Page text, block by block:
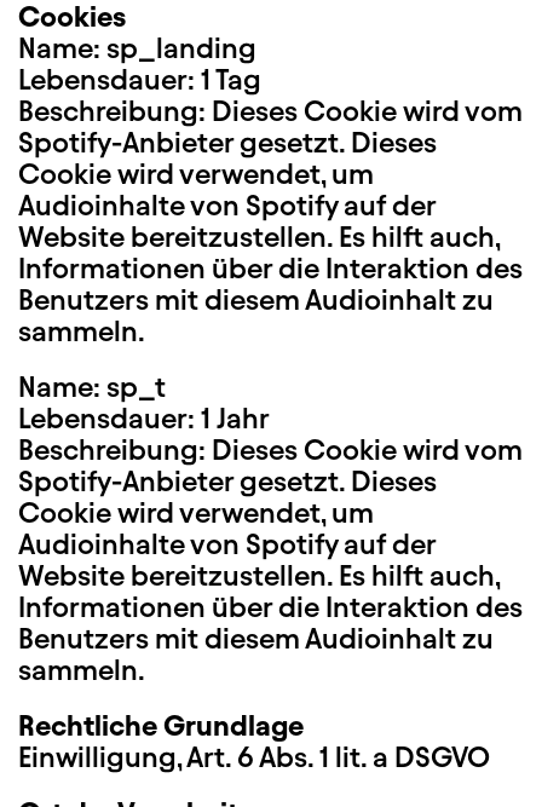
Cookies
Name: sp_landing
Lebensdauer: 1 Tag
Beschreibung: Dieses Cookie wird vom
Spotify-Anbieter gesetzt. Dieses
Cookie wird verwendet, um
Audioinhalte von Spotify auf der
Website bereitzustellen. Es hilft auch,
Informationen über die Interaktion des
Benutzers mit diesem Audioinhalt zu
sammeln.
Name: sp_t
Lebensdauer: 1 Jahr
Beschreibung: Dieses Cookie wird vom
Spotify-Anbieter gesetzt. Dieses
Cookie wird verwendet, um
Audioinhalte von Spotify auf der
Website bereitzustellen. Es hilft auch,
Informationen über die Interaktion des
Benutzers mit diesem Audioinhalt zu
sammeln.
Rechtliche Grundlage
Einwilligung, Art. 6 Abs. 1 lit. a DSGVO